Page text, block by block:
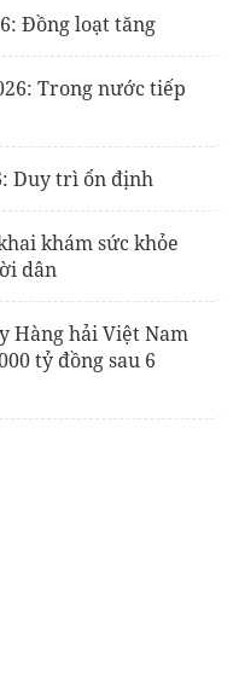
Đồng loạt tăng
Trong nước tiếp
Duy trì ổn định
khám sức khỏe
dân
Hàng hải Việt Nam
tỷ đồng sau 6